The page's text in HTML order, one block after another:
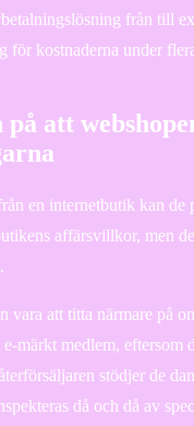
från till
för kostnaderna under
att
en internetbutik kan de
affärsvillkor, men
vara att titta närmare på
märkt medlem, eftersom
stödjer de
då och då av